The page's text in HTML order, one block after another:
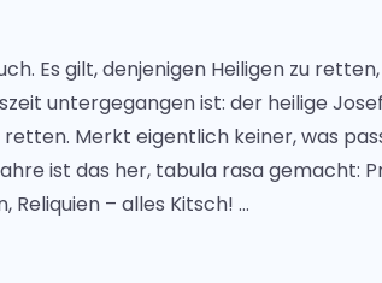
Es gilt, denjenigen Heiligen zu
untergegangen ist: der heilige
Merkt eigentlich keiner, was
ist das her, tabula rasa gemacht:
– alles Kitsch! …